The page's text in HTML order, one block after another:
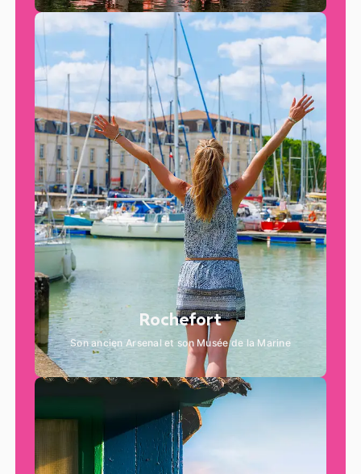
Rochefort
Son ancien Arsenal et son Musée de la Marine